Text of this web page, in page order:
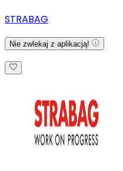
STRABAG
Nie zwlekaj z aplikacją!